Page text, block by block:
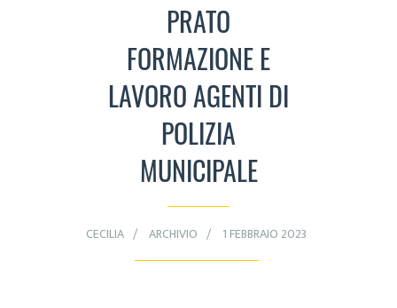
PRATO
FORMAZIONE E
LAVORO AGENTI DI
POLIZIA
MUNICIPALE
CECILIA ARCHIVIO 1 FEBBRAIO 2023